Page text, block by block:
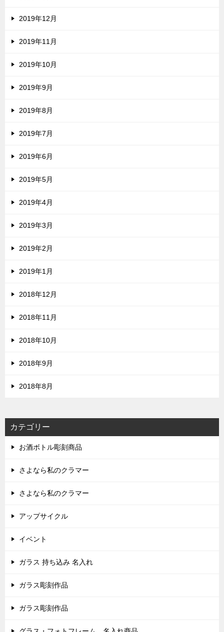
2019年12月
2019年11月
2019年10月
2019年9月
2019年8月
2019年7月
2019年6月
2019年5月
2019年4月
2019年3月
2019年2月
2019年1月
2018年12月
2018年11月
2018年10月
2018年9月
2018年8月
カテゴリー
お酒ボトル彫刻商品
さよなら私のクラマー
さよなら私のクラマー
アップサイクル
イベント
ガラス 持ち込み 名入れ
ガラス彫刻作品
ガラス彫刻作品